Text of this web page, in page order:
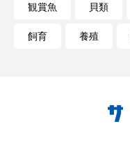
観賞魚 貝類
飼育 養殖